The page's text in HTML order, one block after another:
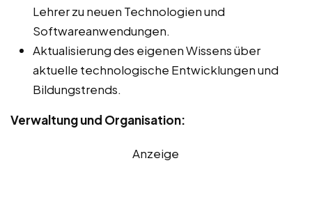
Lehrer zu neuen Technologien und
Softwareanwendungen.
Aktualisierung des eigenen Wissens über
aktuelle technologische Entwicklungen und
Bildungstrends.
Verwaltung und Organisation:
Anzeige